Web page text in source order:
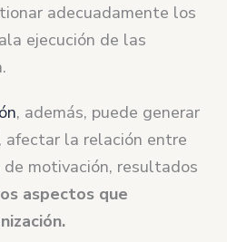
adecuadamente los
ejecución de las
, además, puede generar
, afectar la relación entre
motivación, resultados
aspectos que